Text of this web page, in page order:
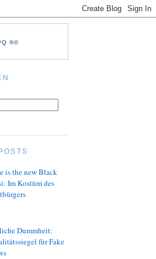
®©
is the new Black
Im Kostüm des
Dummheit:
für Fake